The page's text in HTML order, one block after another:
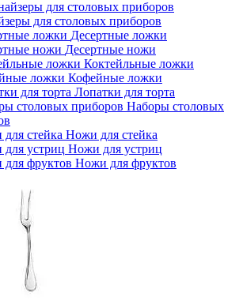
для столовых приборов
Десертные ложки
Десертные ножи
Коктейльные ложки
Кофейные ложки
Лопатки для торта
Наборы столовых
Ножи для стейка
Ножи для устриц
Ножи для фруктов